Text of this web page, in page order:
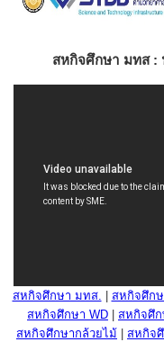
สหกิจศึกษา มทส :
สหกิจศึกษา มทส.
สหกิจศึกษ
สหกิจศึกษา WD
สหกิจศึก
สหกิจศึกษากล้วยไม้
สหกิจ